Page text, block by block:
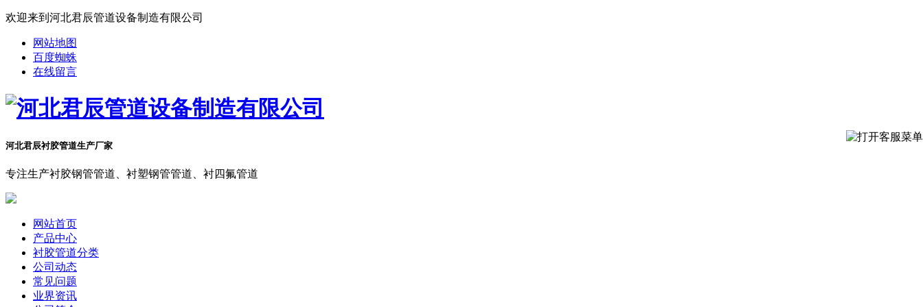
欢迎来到河北君辰管道设备制造有限公司
网站地图
百度蜘蛛
在线留言
河北君辰衬胶管道生产厂家
专注生产衬胶钢管管道、衬塑钢管管道、衬四氟管道
网站首页
产品中心
衬胶管道分类
公司动态
常见问题
业界资讯